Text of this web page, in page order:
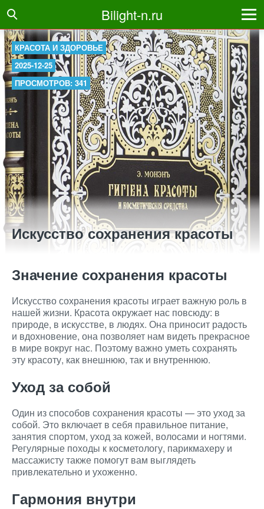
Bilight-n.ru
КРАСОТА И ЗДОРОВЬЕ
2025-12-25
ПРОСМОТРОВ: 341
Искусство сохранения красоты
Значение сохранения красоты
Искусство сохранения красоты играет важную роль в
нашей жизни. Красота окружает нас повсюду: в
природе, в искусстве, в людях. Она приносит радость
и вдохновение, она позволяет нам видеть прекрасное
в мире вокруг нас. Поэтому важно уметь сохранять
эту красоту, как внешнюю, так и внутреннюю.
Уход за собой
Один из способов сохранения красоты — это уход за
собой. Это включает в себя правильное питание,
занятия спортом, уход за кожей, волосами и ногтями.
Регулярные походы к косметологу, парикмахеру и
массажисту также помогут вам выглядеть
привлекательно и ухоженно.
Гармония внутри